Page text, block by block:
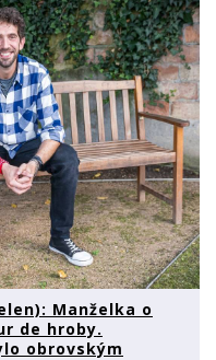
Manželka o
de hroby.
obrovským